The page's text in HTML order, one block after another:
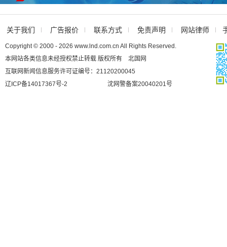
关于我们 广告报价 联系方式 免责声明 网站律师
Copyright © 2000 - 2026 www.lnd.com.cn All Rights Reserved.
本网站各类信息未经授权禁止转载 版权所有 北国网
互联网新闻信息服务许可证编号：21120200045
辽ICP备14017367号-2
沈网警备案20040201号